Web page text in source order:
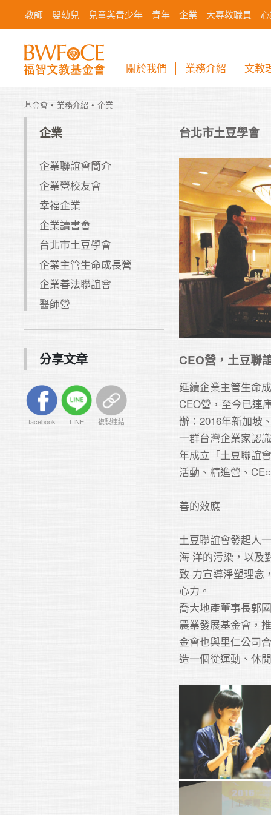
教師 嬰幼兒 兒童與青少年 青年 企業 大專教職員
關於我們 業務介紹 文教
基金會 業務介紹 企業
企業
企業聯誼會簡介
企業營校友會
幸福企業
企業讀書會
台北市土豆學會
企業主管生命成長營
企業善法聯誼會
醫師營
分享文章
facebook LINE 複製連結
台北市土豆學會
CEO營，土豆聯
延續企業主管生命
CEO營，至今已連
辦：2016年新加坡
一群台灣企業家認
年成立「土豆聯誼
活動、精進營、
善的效應
土豆聯誼會發起人
海 洋的污染，以及
致 力宣導淨塑理念
心力。
喬大地產董事長郭
農業發展基金會，
金會也與里仁公司
造一個從運動、休